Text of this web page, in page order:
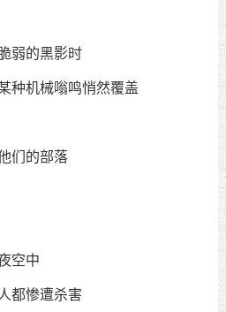
弱的黑影时
种机械嗡鸣悄然覆盖
们的部落
空中
都惨遭杀害